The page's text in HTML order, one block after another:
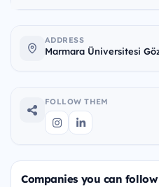
ADDRESS
Marmara Üniversitesi
FOLLOW THEM
Companies you can follow